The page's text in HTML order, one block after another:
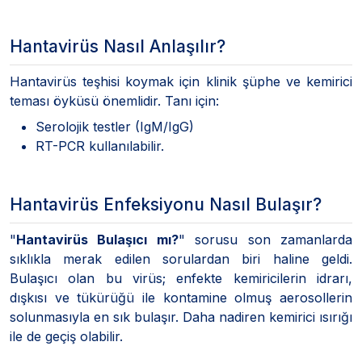
Hantavirüs Nasıl Anlaşılır?
Hantavirüs teşhisi koymak için klinik şüphe ve kemirici
teması öyküsü önemlidir. Tanı için:
Serolojik testler (IgM/IgG)
RT-PCR kullanılabilir.
Hantavirüs Enfeksiyonu Nasıl Bulaşır?
"Hantavirüs Bulaşıcı mı?" sorusu son zamanlarda
sıklıkla merak edilen sorulardan biri haline geldi.
Bulaşıcı olan bu virüs; enfekte kemiricilerin idrarı,
dışkısı ve tükürüğü ile kontamine olmuş aerosollerin
solunmasıyla en sık bulaşır. Daha nadiren kemirici ısırığı
ile de geçiş olabilir.